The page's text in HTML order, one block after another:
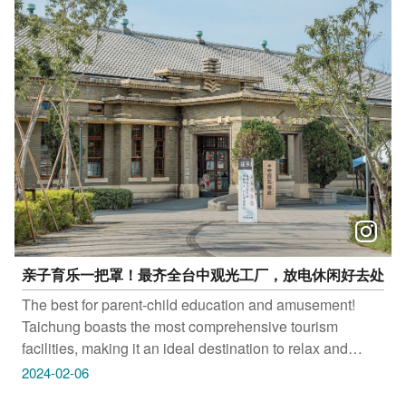
OUTLET PARK 台中港1F 服务中心 出示画面并登记，即
可兑换「超值优惠券+商品折价券」 每人每票种限兑换乙
份，数量有限送完为止喔~ 活动时间：2/5(一)－5/4(六) ​ ​
持「Taichung go 时数型QR套票」、「TPASS 台中市/中
彰投苗卡片」至MITSUI OUTLET PARK也享有优惠喔~
这麽好康，心动不如马上行动 ​ 更多搭乘享优惠及套票请
上官网查询 台中市台湾好行：https://reurl.cc/4jQKQY 台
中观光公车：https://travel.taichung.gov.tw/taichung-tour-
bus/ Taichung go 时数型QR套票：https://www.taichung-
go.tw/ch/qr-event/3
亲子育乐一把罩！最齐全台中观光工厂，放电休闲好去处
The best for parent-child education and amusement!
Taichung boasts the most comprehensive tourism
facilities, making it an ideal destination to relax and
unwind. 亲子で楽しめる！台中の観光工场や、ストレス
2024-02-06